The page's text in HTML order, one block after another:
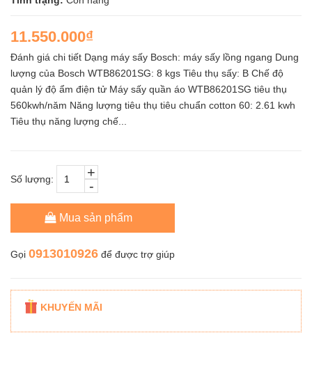
11.550.000₫
Đánh giá chi tiết Dạng máy sấy Bosch: máy sấy lồng ngang Dung
lượng của Bosch WTB86201SG: 8 kgs Tiêu thụ sấy: B Chế độ
quản lý độ ẩm điện tử Máy sấy quần áo WTB86201SG tiêu thụ
560kwh/năm Năng lượng tiêu thụ tiêu chuẩn cotton 60: 2.61 kwh
Tiêu thụ năng lượng chế...
Số lượng: -
+
Mua sản phẩm
Gọi 0913010926 để được trợ giúp
KHUYẾN MÃI